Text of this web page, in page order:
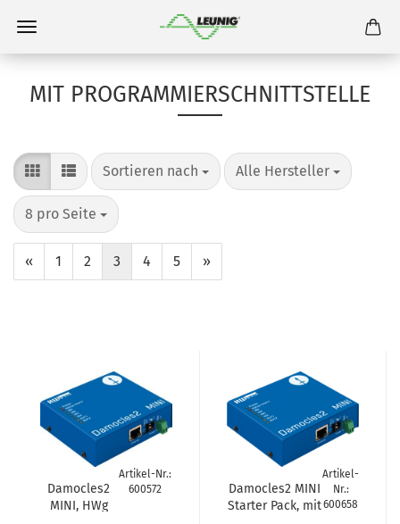
MIT PROGRAMMIERSCHNITTSTELLE
Sortieren nach Alle Hersteller
8 pro Seite
« 1 2 3 4 5 »
Damocles2
MINI, HWg
Artikel-Nr.:
600572
Damocles2 MINI
Starter Pack, mit
Artikel-
Nr.:
600658